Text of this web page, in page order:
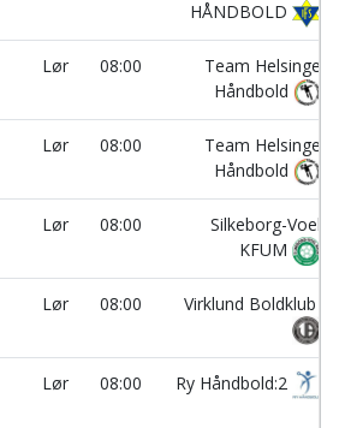
HÅNDBOLD
Lør 08:00
Team Helsinge
Håndbold
Lør 08:00
Team Helsinge
Håndbold
Lør 08:00
Silkeborg-Voel
KFUM
Lør 08:00 Virklund Boldklub
Lør 08:00 Ry Håndbold:2